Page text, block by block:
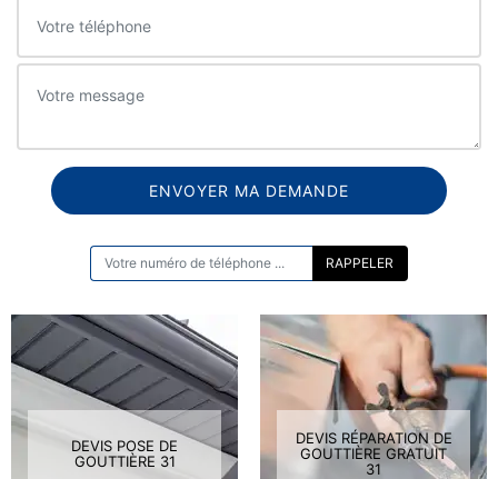
DEVIS POSE DE
GOUTTIÈRE 31
DEVIS RÉPARATION DE
GOUTTIÈRE GRATUIT
31